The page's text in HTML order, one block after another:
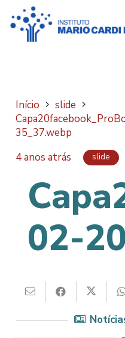
Início
slide
35_37.webp
4 anos atrás
slide
02-